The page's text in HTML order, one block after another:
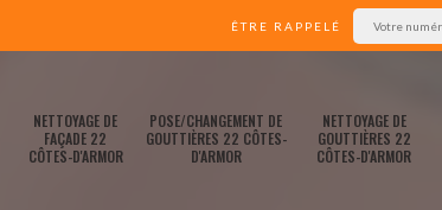
ÊTRE RAPPELÉ
NETTOYAGE DE
FAÇADE 22
CÔTES-D'ARMOR
POSE/CHANGEMENT DE
GOUTTIÈRES 22 CÔTES-
D'ARMOR
NETTOYAGE DE
GOUTTIÈRES 22
CÔTES-D'ARMOR